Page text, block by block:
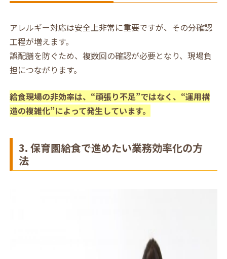
アレルギー対応は安全上非常に重要ですが、その分確認
工程が増えます。
誤配膳を防ぐため、複数回の確認が必要となり、現場負
担につながります。
給食現場の非効率は、“頑張り不足”ではなく、“運用構
造の複雑化”によって発生しています。
3. 保育園給食で進めたい業務効率化の方
法